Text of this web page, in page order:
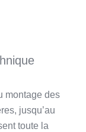
montage des
jusqu’au
toute la